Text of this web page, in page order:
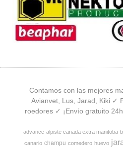
Contamos con las mejores
Avianvet, Lus, Jarad, Kiki ✓
roedores ✓ ¡Envío gratuito
advance alpiste canada extra manitoba
canario champu comedero huevo